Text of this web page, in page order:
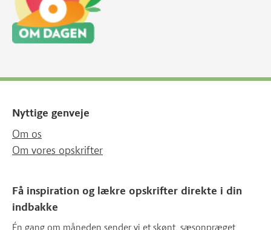
Nyttige genveje
Om os
Om vores opskrifter
Få inspiration og lækre opskrifter direkte i din
indbakke
Én gang om måneden sender vi et skønt, sæsonpræget